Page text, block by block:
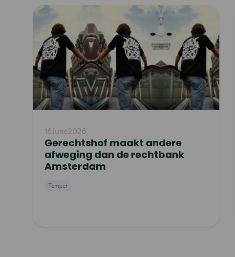
16June2026
Gerechtshof maakt andere
afweging dan de rechtbank
Amsterdam
Temper
Read
article